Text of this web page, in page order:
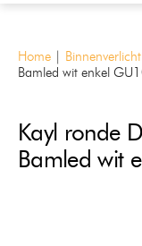
Home |
Bamled wit enkel
Kayl ronde
Bamled wit